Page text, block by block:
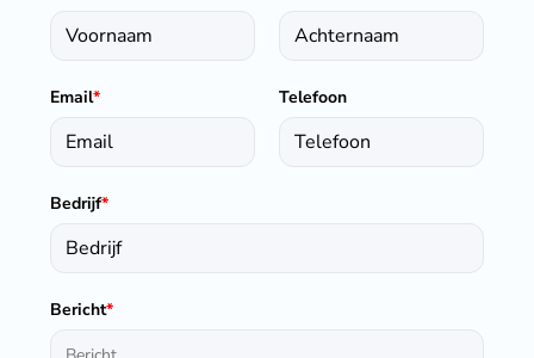
Email* Telefoon
Bedrijf*
Bericht*